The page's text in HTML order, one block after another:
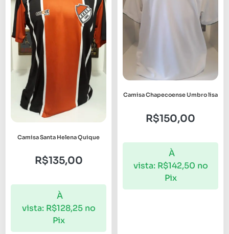
Camisa Santa Helena Quique
R$135,00
À
vista: R$128,25 no
Pix
Camisa Chapecoense Umbro lisa
R$150,00
À
vista: R$142,50 no
Pix